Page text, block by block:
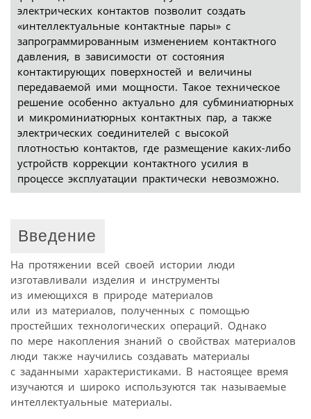
электрических контактов позволит создать
«интеллектуальные контактные пары» с
запрограммированным изменением контактного
давления, в зависимости от состояния
контактирующих поверхностей и величины
передаваемой ими мощности. Такое техническое
решение особенно актуально для субминиатюрных
и микроминиатюрных контактных пар, а также
электрических соединителей с высокой
плотностью контактов, где размещение каких-либо
устройств коррекции контактного усилия в
процессе эксплуатации практически невозможно.
Введение
На протяжении всей своей истории люди
изготавливали изделия и инструменты
из имеющихся в природе материалов
или из материалов, полученных с помощью
простейших технологических операций. Однако
по мере накопления знаний о свойствах материалов
люди также научились создавать материалы
с заданными характеристиками. В настоящее время
изучаются и широко используются так называемые
интеллектуальные материалы.